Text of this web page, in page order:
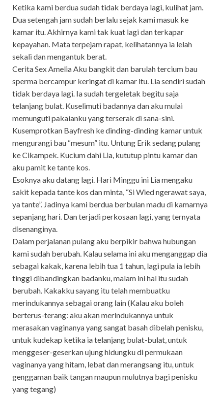
Ketika kami berdua sudah tidak berdaya lagi, kulihat jam.
Dua setengah jam sudah berlalu sejak kami masuk ke
kamar itu. Akhirnya kami tak kuat lagi dan terkapar
kepayahan. Mata terpejam rapat, kelihatannya ia lelah
sekali dan mengantuk berat.
Cerita Sex Amelia Aku bangkit dan barulah tercium bau
sperma bercampur keringat di kamar itu. Lia sendiri sudah
tidak berdaya lagi. Ia sudah tergeletak begitu saja
telanjang bulat. Kuselimuti badannya dan aku mulai
memunguti pakaianku yang terserak di sana-sini.
Kusemprotkan Bayfresh ke dinding-dinding kamar untuk
mengurangi bau “mesum” itu. Untung Erik sedang pulang
ke Cikampek. Kucium dahi Lia, kututup pintu kamar dan
aku pamit ke tante kos.
Esoknya aku datang lagi. Hari Minggu ini Lia mengaku
sakit kepada tante kos dan minta, “Si Wied ngerawat saya,
ya tante”. Jadinya kami berdua berbulan madu di kamarnya
sepanjang hari. Dan terjadi perkosaan lagi, yang ternyata
disenanginya.
Dalam perjalanan pulang aku berpikir bahwa hubungan
kami sudah berubah. Kalau selama ini aku menganggap dia
sebagai kakak, karena lebih tua 1 tahun, lagi pula ia lebih
tinggi dibandingkan badanku, malam ini hal itu sudah
berubah. Kakakku sayang itu telah membuatku
merindukannya sebagai orang lain (Kalau aku boleh
berterus-terang: aku akan merindukannya untuk
merasakan vaginanya yang sangat basah dibelah penisku,
untuk kudekap ketika ia telanjang bulat-bulat, untuk
menggeser-geserkan ujung hidungku di permukaan
vaginanya yang hitam, lebat dan merangsang itu, untuk
genggaman baik tangan maupun mulutnya bagi penisku
yang tegang)